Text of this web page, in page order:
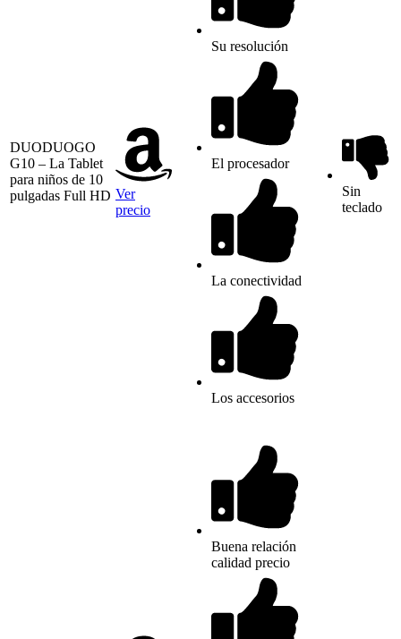
DUODUOGO
G10 – La Tablet
para niños de 10
pulgadas Full HD Ver
precio
Su resolución
El procesador
La conectividad
Los accesorios
Sin
teclado
Buena relación
calidad precio